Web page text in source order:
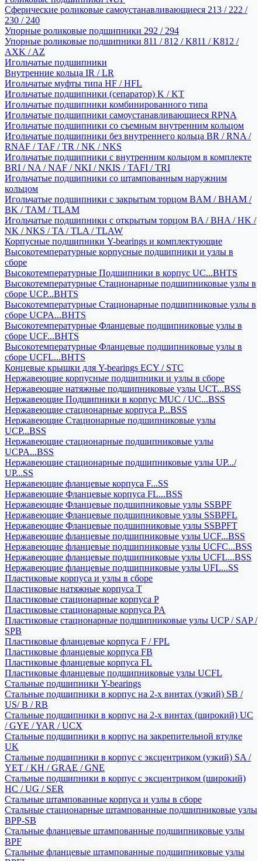
Сферические роликовые самоустанавливающиеся 213 / 222 /
230 / 240
Упорные роликовые подшипники 292 / 294
Упорные роликовые подшипники 811 / 812 / K811 / K812 /
AXK / AZ
Игольчатые подшипники
Внутренние кольца IR / LR
Игольчатые муфты типа HF / HFL
Игольчатые подшипники (сепаратор) K / KT
Игольчатые подшипники комбинированного типа
Игольчатые подшипники самоустанавливающиеся RPNA
Игольчатые подшипники со съемным внутренним кольцом
Игольчатые подшипники без внутреннего кольца BR / RNA /
RNAF / TAF / TR / NK / NKS
Игольчатые подшипники с внутренним кольцом в комплекте
BRI / NA / NAF / NKI / NKIS / TAFI / TRI
Игольчатые подшипники со штампованным наружним
кольцом
Игольчатые подшипники с закрытым торцом BAM / BHAM /
BK / TAM / TLAM
Игольчатые подшипники с открытым торцом BA / BHA / HK /
NK / NKS / TA / TLA / TLAW
Корпусные подшипники Y-bearings и комплектующие
Высокотемпературные корпусные подшипники и узлы в
сборе
Высокотемпературные Подшипники в корпус UC...BHTS
Высокотемпературные Стационарные подшипниковые узлы в
сборе UCP...BHTS
Высокотемпературные Стационарные подшипниковые узлы в
сборе UCPA...BHTS
Высокотемпературные Фланцевые подшипниковые узлы в
сборе UCF...BHTS
Высокотемпературные Фланцевые подшипниковые узлы в
сборе UCFL...BHTS
Концевые крышки для Y-bearings ECY / STC
Нержавеющие корпусные подшипники и узлы в сборе
Нержавеющие натяжные подшипниковые узлы UCT...BSS
Нержавеющие Подшипники в корпус MUC / UC...BSS
Нержавеющие стационарные корпуса P...BSS
Нержавеющие Стационарные подшипниковые узлы
UCP...BSS
Нержавеющие стационарные подшипниковые узлы
UCPA...BSS
Нержавеющие стационарные подшипниковые узлы UP.../
UP...SS
Нержавеющие фланцевые корпуса F...SS
Нержавеющие Фланцевые корпуса FL...BSS
Нержавеющие Фланцевые подшипниковые узлы SSBPF
Нержавеющие Фланцевые подшипниковые узлы SSBPFL
Нержавеющие Фланцевые подшипниковые узлы SSBPFT
Нержавеющие фланцевые подшипниковые узлы UCF...BSS
Нержавеющие фланцевые подшипниковые узлы UCFC...BSS
Нержавеющие фланцевые подшипниковые узлы UCFL...BSS
Нержавеющие фланцевые подшипниковые узлы UFL...SS
Пластиковые корпуса и узлы в сборе
Пластиковые натяжные корпуса T
Пластиковые стационарные корпуса P
Пластиковые стационарные корпуса PA
Пластиковые стационарные подшипниковые узлы UCP / SAP /
SPB
Пластиковые фланцевые корпуса F / FPL
Пластиковые фланцевые корпуса FB
Пластиковые фланцевые корпуса FL
Пластиковые фланцевые подшипниковые узлы UCFL
Стальные подшипники Y-bearings
Стальные подшипники в корпус на 2-х винтах (узкий) SB /
US/ B / RB
Стальные подшипники в корпус на 2-х винтах (широкий) UC
/ GYE / YAR / UCX
Стальные подшипники в корпус на закрепительной втулке
UK
Стальные подшипники в корпус с эксцентриком (узкий) SA /
YET / KH / GRAE / GNE
Стальные подшипники в корпус с эксцентриком (широкий)
HC / UG / SER
Стальные штампованные корпуса и узлы в сборе
Стальные стационарные штампованные подшипниковые узлы
BPP-SB
Стальные фланцевые штампованные подшипниковые узлы
BPF
Стальные фланцевые штампованные подшипниковые узлы